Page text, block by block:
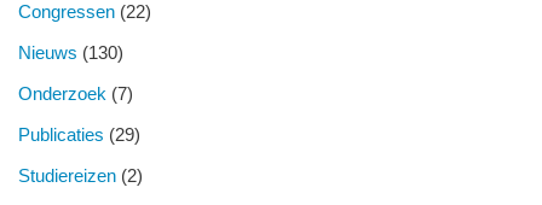
Congressen (22)
Nieuws (130)
Onderzoek (7)
Publicaties (29)
Studiereizen (2)